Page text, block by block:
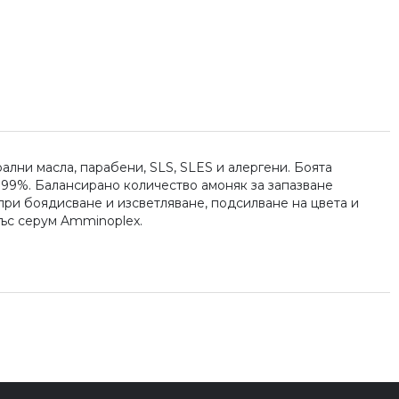
масла, парабени, SLS, SLES и алергени. Боята
Балансирано количество амоняк за запазване
боядисване и изсветляване, подсилване на цвета и
серум Amminoplex.